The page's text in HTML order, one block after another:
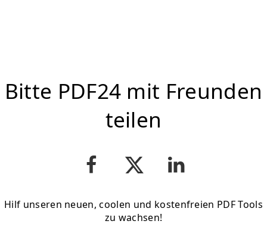
Bitte PDF24 mit Freunden
teilen
Hilf unseren neuen, coolen und kostenfreien PDF Tools
zu wachsen!